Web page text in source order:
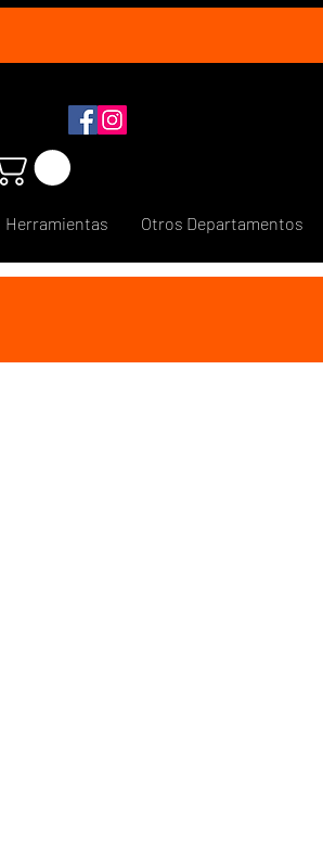
Herramientas Otros Departamentos